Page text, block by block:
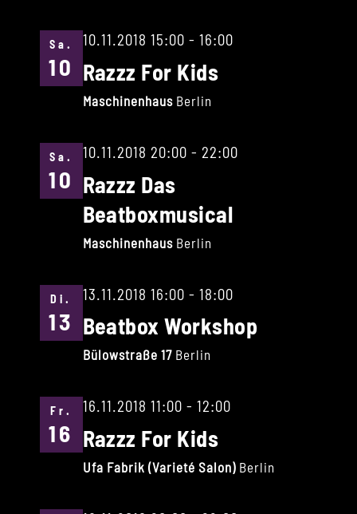
Sa.
10
10.11.2018 15:00 - 16:00
Razzz For Kids
Maschinenhaus Berlin
Sa.
10
10.11.2018 20:00 - 22:00
Razzz Das
Beatboxmusical
Maschinenhaus Berlin
Di.
13
13.11.2018 16:00 - 18:00
Beatbox Workshop
Bülowstraße 17 Berlin
Fr.
16
16.11.2018 11:00 - 12:00
Razzz For Kids
Ufa Fabrik (Varieté Salon) Berlin